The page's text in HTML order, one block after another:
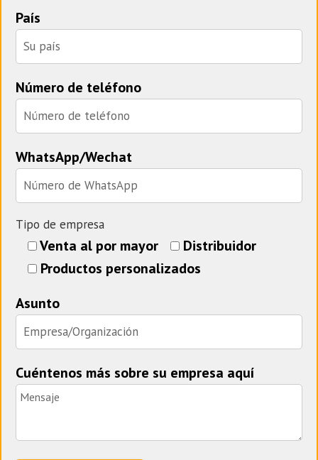
País
Número de teléfono
WhatsApp/Wechat
Tipo de empresa
Venta al por mayor
Distribuidor
Productos personalizados
Asunto
Cuéntenos más sobre su empresa aquí